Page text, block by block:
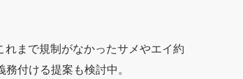
まで規制がなかったサメやエイ約
付ける提案も検討中。